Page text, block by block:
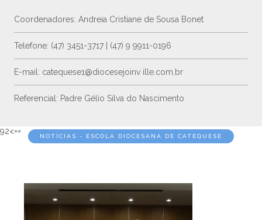
Coordenadores: Andreia Cristiane de Sousa Bonet
Telefone: (47) 3451-3717 | (47) 9 9911-0196
E-mail: catequese1@diocesejoinv ille.com.br
Referencial: Padre Gélio Silva do Nascimento
92<==
NOTÍCIAS - ESCOLA DIOCESANA DE CATEQUESE